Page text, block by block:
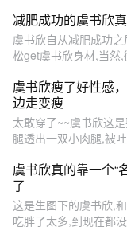
减肥成功的虞书欣
虞书欣自从减肥成功
松get虞书欣身材,当然
虞书欣瘦了好性感
边走变瘦
太敢穿了~~虞书欣这
腿透出一双小肉腿,被
虞书欣真的靠一个“
了
这是生图下的虞书欣,
吃胖了太多,到现在都